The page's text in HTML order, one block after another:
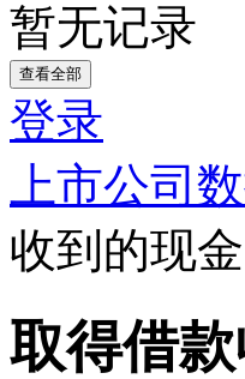
暂无记录
查看全部
登录
上市公司
收到的现金
取得借